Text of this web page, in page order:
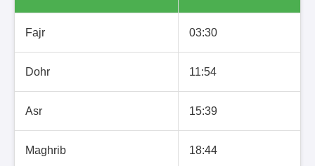
Fajr 03:30
Dohr 11:54
Asr 15:39
Maghrib 18:44